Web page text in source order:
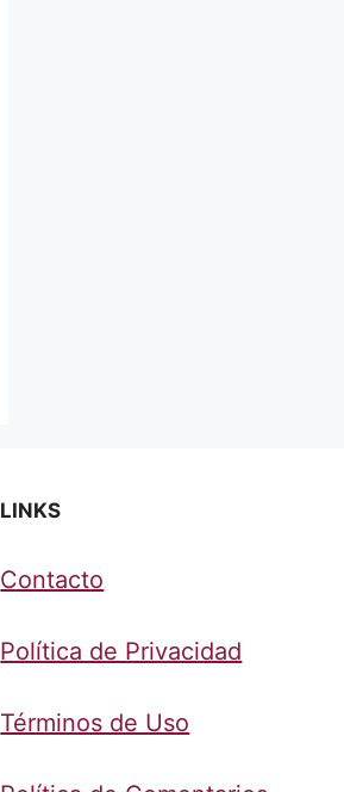
LINKS
Contacto
Política de Privacidad
Términos de Uso